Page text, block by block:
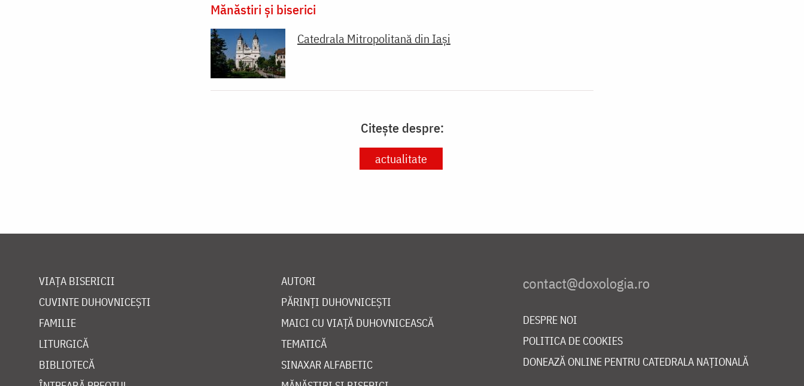
Mănăstiri și biserici
Catedrala Mitropolitană din Iaşi
Citește despre:
actualitate
VIAȚA BISERICII
CUVINTE DUHOVNICEȘTI
FAMILIE
LITURGICĂ
BIBLIOTECĂ
AUTORI
PĂRINȚI DUHOVNICEȘTI
MAICI CU VIAȚĂ DUHOVNICEASCĂ
TEMATICĂ
SINAXAR ALFABETIC
DESPRE NOI
POLITICA DE COOKIES
DONEAZĂ ONLINE PENTRU CATEDRALA NAȚIONALĂ